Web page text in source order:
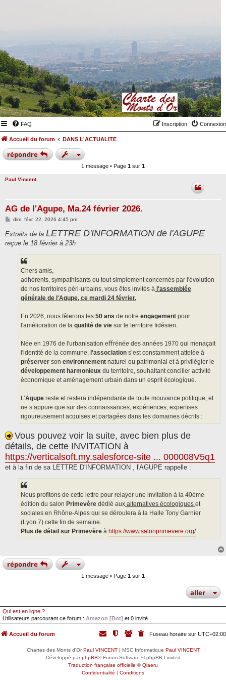
FAQ Connexion
Inscription
Accueil du forum DANS L'ACTUALITE
répondre
1 message • Page 1 sur 1
Paul Vincent
AG de l'Agupe, Ma.24 février 2026.
M
s
a
dim. févr. 22, 2026 4:45 pm
Extraits de la LETTRE D'INFORMATION de l'AGUPE
reçue le 18 février à 23h
Chers amis,
adhérents, sympathisants ou tout simplement concernés par l'évolution
de nos territoires péri-urbains, vous êtes invités à l'assemblée
générale de l'Agupe, ce mardi 24 février.
En 2026, nous fêterons les 50 ans de notre engagement pour
l'amélioration de la qualité de vie sur le territoire fidésien.
Née en 1976 de l'urbanisation eﬀrénée des années 1970 qui menaçait
l'identité de la commune, l'association s’est constamment attelée à
préserver son environnement naturel ou patrimonial et à privilégier le
développement harmonieux du territoire, souhaitant concilier activité
économique et aménagement urbain dans un esprit écologique.
L’Agupe reste et restera indépendante de toute mouvance politique, et
ne s’appuie que sur des connaissances, expériences, expertises
rigoureusement acquises et partagées dans les domaines décrits :
Vous pouvez voir la suite, avec bien plus de
détails, de cette INVITATION à
https://verticalsoft.my.salesforce-site ... 000008V5q1
et à la fin de sa LETTRE D'INFORMATION , l'AGUPE rappelle :
Nous profitons de cette lettre pour relayer une invitation à la 40ème
édition du salon Primevère dédié aux alternatives écologiques et
sociales en Rhône-Alpes qui se déroulera à la Halle Tony Garnier
(Lyon 7) cette fin de semaine.
Plus de détail sur Primevère à https://www.salonprimevere.org/
répondre
1 message • Page 1 sur 1
aller
Qui est en ligne ?
Utilisateurs parcourant ce forum : Amazon [Bot] et 0 invité
Accueil du forum Fuseau horaire sur UTC+02:00
Chartes des Monts d'OrPaul VINCENT| MSC Informatique Paul VINCENT
Développé parphpBB® Forum Software © phpBB Limited
Traduction française officielle ©Qiaeru
Confidentialité | Conditions